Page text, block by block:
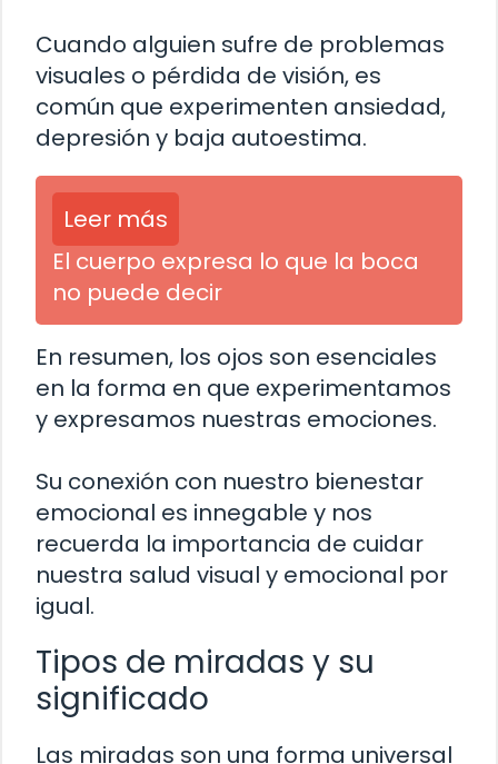
Cuando alguien sufre de problemas
visuales o pérdida de visión, es
común que experimenten ansiedad,
depresión y baja autoestima.
Leer más
El cuerpo expresa lo que la boca
no puede decir
En resumen, los ojos son esenciales
en la forma en que experimentamos
y expresamos nuestras emociones.
Su conexión con nuestro bienestar
emocional es innegable y nos
recuerda la importancia de cuidar
nuestra salud visual y emocional por
igual.
Tipos de miradas y su
significado
Las miradas son una forma universal